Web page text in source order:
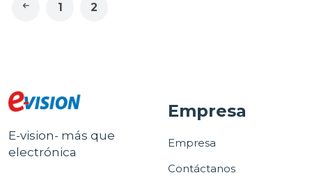
1 2
E-vision- más que
electrónica
Empresa
Empresa
Contáctanos